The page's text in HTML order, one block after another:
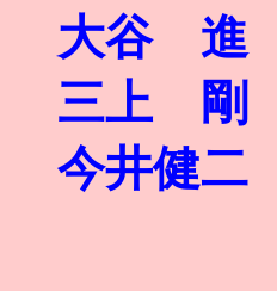
大谷 進
三上 剛
今井健二